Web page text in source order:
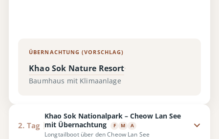
ÜBERNACHTUNG (VORSCHLAG)
Khao Sok Nature Resort·
Baumhaus mit Klimaanlage
2. Tag
Khao Sok Nationalpark – Cheow Lan See
mit Übernachtung
F M A
Longtailboot über den Cheow Lan See